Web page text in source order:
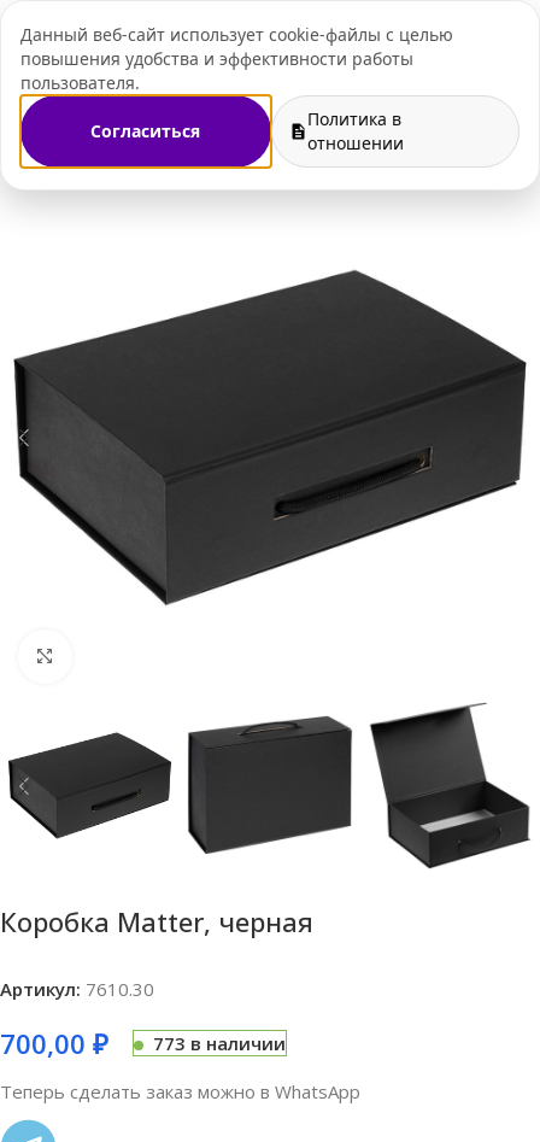
Данный веб-сайт использует cookie-файлы с целью
повышения удобства и эффективности работы
пользователя.
Согласиться
Политика в
отношении
+7 (495) 109-07-
Главная Магазин Упаковка Подарочные коробки
Коробка Matter, черная
Артикул: 7610.30
700,00 ₽
773 в наличии
Теперь сделать заказ можно в WhatsApp